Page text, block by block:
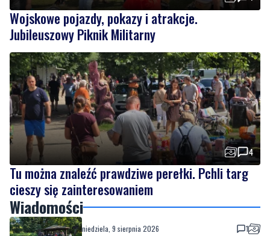
Wojskowe pojazdy, pokazy i atrakcje.
Jubileuszowy Piknik Militarny
4
Tu można znaleźć prawdziwe perełki. Pchli targ
cieszy się zainteresowaniem
Wiadomości
niedziela, 9 sierpnia 2026 1